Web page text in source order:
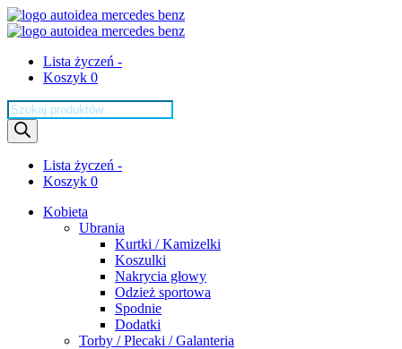
Lista życzeń -
Koszyk 0
Wyszukiwarka
produktów
Lista życzeń -
Koszyk 0
Kobieta
Ubrania
Kurtki / Kamizelki
Koszulki
Nakrycia głowy
Odzież sportowa
Spodnie
Dodatki
Torby / Plecaki / Galanteria